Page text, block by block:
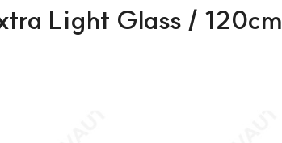
Light Glass / 120cm